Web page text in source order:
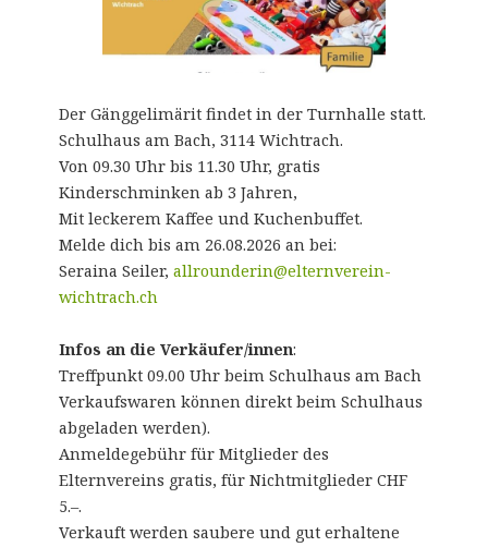
Der Gänggelimärit findet in der Turnhalle statt.
Schulhaus am Bach, 3114 Wichtrach.
Von 09.30 Uhr bis 11.30 Uhr, gratis
Kinderschminken ab 3 Jahren,
Mit leckerem Kaffee und Kuchenbuffet.
Melde dich bis am 26.08.2026 an bei:
Seraina Seiler, allrounderin@elternverein-
wichtrach.ch
Infos an die Verkäufer/innen:
Treffpunkt 09.00 Uhr beim Schulhaus am Bach
Verkaufswaren können direkt beim Schulhaus
abgeladen werden).
Anmeldegebühr für Mitglieder des
Elternvereins gratis, für Nichtmitglieder CHF
5.–.
Verkauft werden saubere und gut erhaltene